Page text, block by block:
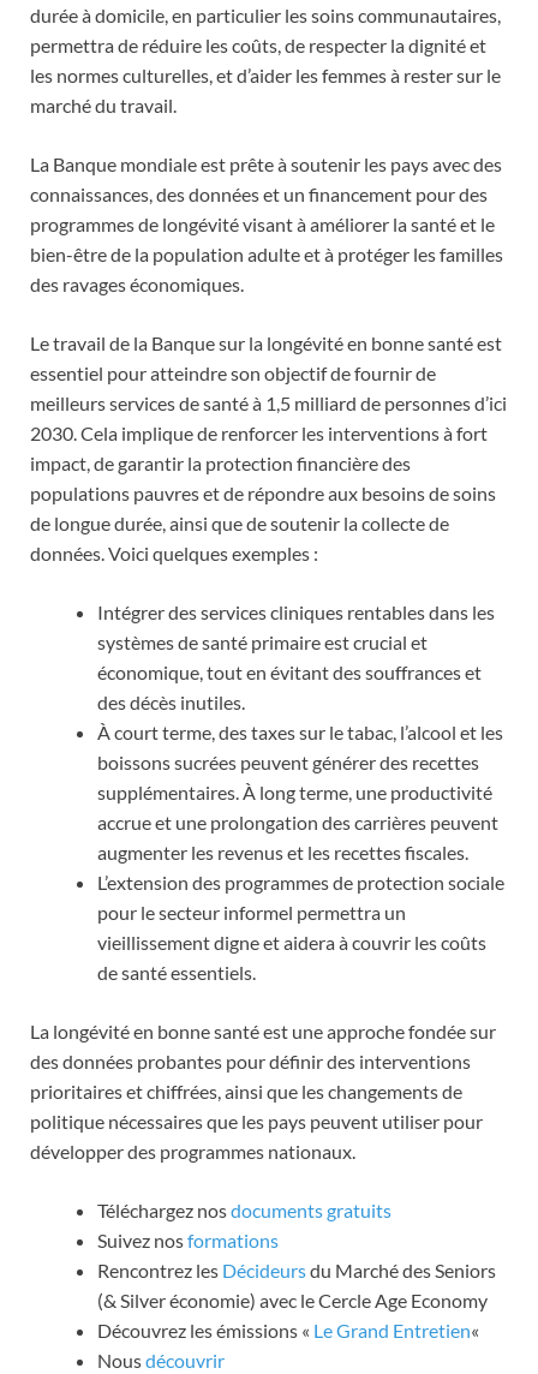
durée à domicile, en particulier les soins communautaires,
permettra de réduire les coûts, de respecter la dignité et
les normes culturelles, et d’aider les femmes à rester sur le
marché du travail.
La Banque mondiale est prête à soutenir les pays avec des
connaissances, des données et un financement pour des
programmes de longévité visant à améliorer la santé et le
bien-être de la population adulte et à protéger les familles
des ravages économiques.
Le travail de la Banque sur la longévité en bonne santé est
essentiel pour atteindre son objectif de fournir de
meilleurs services de santé à 1,5 milliard de personnes d’ici
2030. Cela implique de renforcer les interventions à fort
impact, de garantir la protection financière des
populations pauvres et de répondre aux besoins de soins
de longue durée, ainsi que de soutenir la collecte de
données. Voici quelques exemples :
Intégrer des services cliniques rentables dans les
systèmes de santé primaire est crucial et
économique, tout en évitant des souffrances et
des décès inutiles.
À court terme, des taxes sur le tabac, l’alcool et les
boissons sucrées peuvent générer des recettes
supplémentaires. À long terme, une productivité
accrue et une prolongation des carrières peuvent
augmenter les revenus et les recettes fiscales.
L’extension des programmes de protection sociale
pour le secteur informel permettra un
vieillissement digne et aidera à couvrir les coûts
de santé essentiels.
La longévité en bonne santé est une approche fondée sur
des données probantes pour définir des interventions
prioritaires et chiffrées, ainsi que les changements de
politique nécessaires que les pays peuvent utiliser pour
développer des programmes nationaux.
Téléchargez nosdocuments gratuits
Suivez nosformations
Rencontrez les Décideursdu Marché des Seniors
(& Silver économie) avec le Cercle Age Economy
Découvrez les émissions « Le Grand Entretien«
Nousdécouvrir